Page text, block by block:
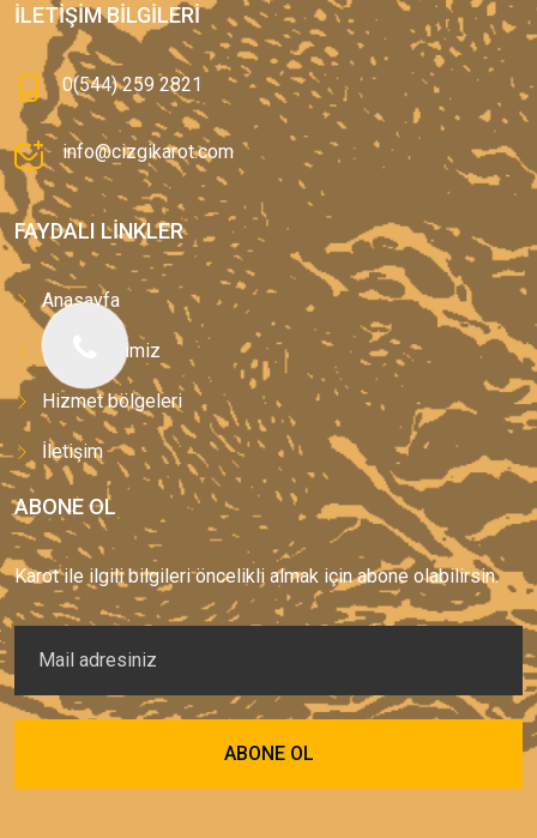
İLETIŞIM BILGILERI
0(544) 259 2821
info@cizgikarot.com
FAYDALI LINKLER
Anasayfa
Hizmetlerimiz
Hizmet bölgeleri
İletişim
ABONE OL
Karot ile ilgili bilgileri öncelikli almak için abone olabilirsin.